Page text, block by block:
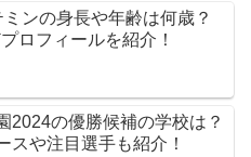
ンの身長や年齢は何歳？
ロフィールを紹介！
2024の優勝候補の学校は？
スや注目選手も紹介！